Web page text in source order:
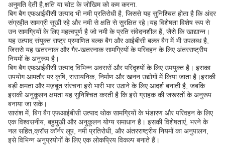
अनुमति देती है,क्षति या चोट के जोखिम को कम करना.
बिग बैग एफआईबीसी उत्पाद भी नमी प्रतिरोधी है, जिससे यह सुनिश्चित होता है कि अंदर
संग्रहीत सामग्री सूखी रहे और नमी से क्षति से सुरक्षित रहे।यह विशेषता विशेष रूप से
उन सामग्रियों के लिए महत्वपूर्ण है जो नमी के प्रति संवेदनशील हैं, जैसे कि खाद्यान्न।
यह उत्पाद संयुक्त राष्ट्र प्रमाणित बल्क बैग और आईबीसी बल्क बैग में भी उपलब्ध है,
जिससे यह खतरनाक और गैर-खतरनाक सामग्रियों के परिवहन के लिए अंतरराष्ट्रीय
नियमों के अनुरूप है।
बिग बैग एफआईबीसी उत्पाद विभिन्न अवसरों और परिदृश्यों के लिए उपयुक्त है। इसका
उपयोग आमतौर पर कृषि, रासायनिक, निर्माण और खनन उद्योगों में किया जाता है।इसकी
बड़ी क्षमता और मज़बूत संरचना इसे भारी भार उठाने के लिए आदर्श बनाती है, जबकि
इसकी अनुकूलन क्षमता यह सुनिश्चित करती है कि इसे ग्राहक की जरूरतों के अनुरूप
बनाया जा सके।
सारांश में, बिग बैग एफआईबीसी उत्पाद थोक सामग्रियों के भंडारण और परिवहन के लिए
एक विश्वसनीय, बहुमुखी और अनुकूलन योग्य समाधान है। इसकी विशेषताएं, भरने के
नल सहित,क्रॉस कॉर्नर लूप, नमी प्रतिरोधी, और अंतरराष्ट्रीय नियमों का अनुपालन,
इसे विभिन्न अनुप्रयोगों के लिए एक लोकप्रिय विकल्प बनाते हैं।